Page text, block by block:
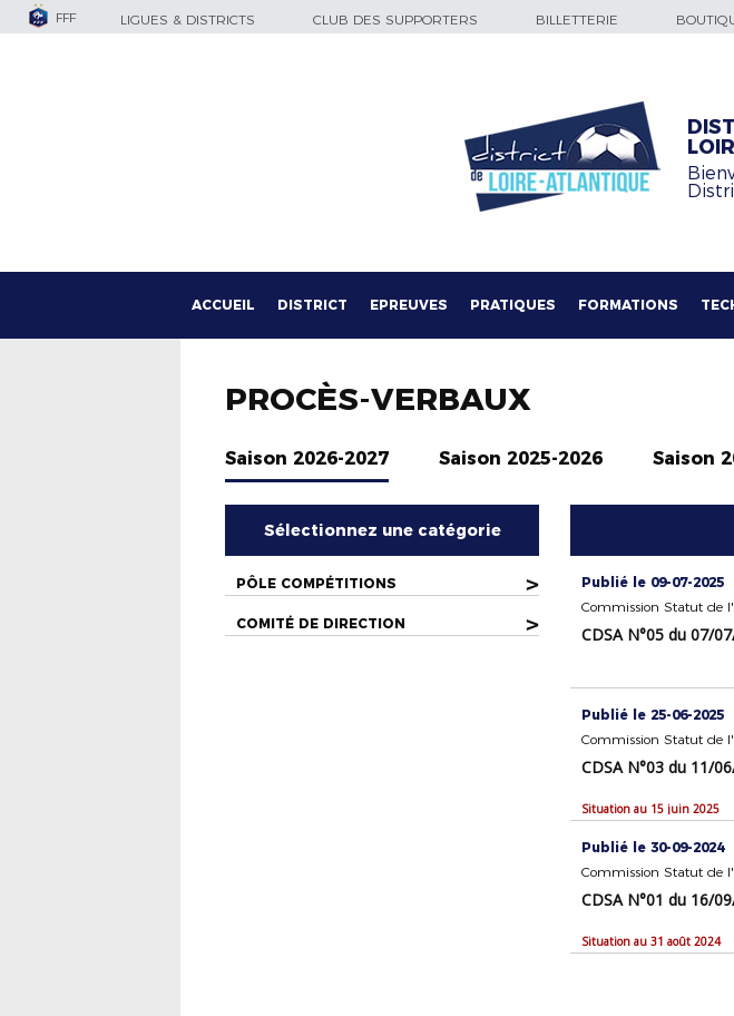
FFF LIGUES & DISTRICTS CLUB DES SUPPORTERS BILLETTERIE
ACCUEIL DISTRICT EPREUVES PRATIQUES FORMATIONS
PROCÈS-VERBAUX
Saison 2026-2027 Saison 2025-2026 Saison
Sélectionnez une catégorie
PÔLE COMPÉTITIONS >
COMITÉ DE DIRECTION >
Publié le 09-07-2025
Commission Statut de
CDSA N°05 du 07/
Publié le 25-06-2025
Commission Statut de
CDSA N°03 du 11/
Situation au 15 juin 2025
Publié le 30-09-2024
Commission Statut de
CDSA N°01 du 16/
Situation au 31 août 2024